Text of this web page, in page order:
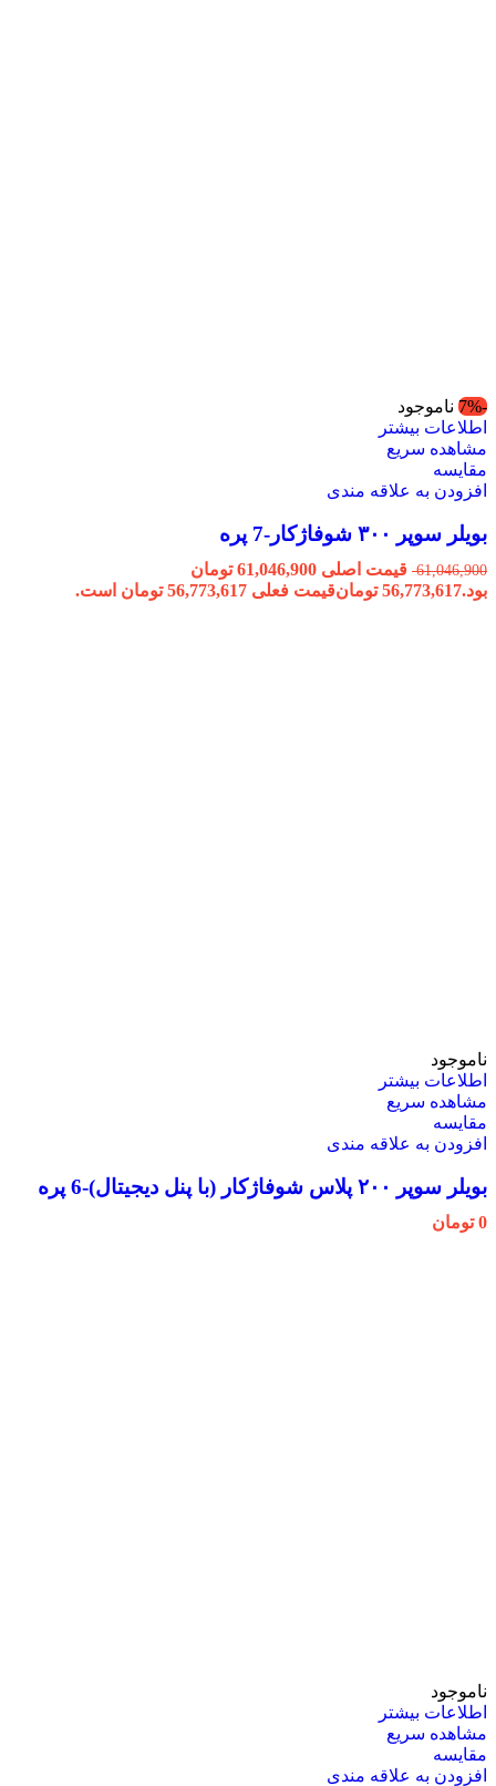
-7%
ناموجود
اطلاعات بیشتر
مشاهده سریع
مقایسه
افزودن به علاقه مندی
بویلر سوپر ۳۰۰ شوفاژکار-7 پره
61,046,900
قیمت اصلی 61,046,900 تومان
بود.56,773,617 تومانقیمت فعلی 56,773,617 تومان است.
ناموجود
اطلاعات بیشتر
مشاهده سریع
مقایسه
افزودن به علاقه مندی
بویلر سوپر ۲۰۰ پلاس شوفاژکار (با پنل دیجیتال)-6 پره
0 تومان
ناموجود
اطلاعات بیشتر
مشاهده سریع
مقایسه
افزودن به علاقه مندی